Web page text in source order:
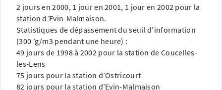
2 jours en 2000, 1 jour en 2001, 1 jour en 2002 pour la
station d’Evin-Malmaison.
Statistiques de dépassement du seuil d’information
(300 ’g/m3 pendant une heure) :
49 jours de 1998 à 2002 pour la station de Coucelles-
les-Lens
75 jours pour la station d’Ostricourt
82 jours pour la station d’Evin-Malmaison